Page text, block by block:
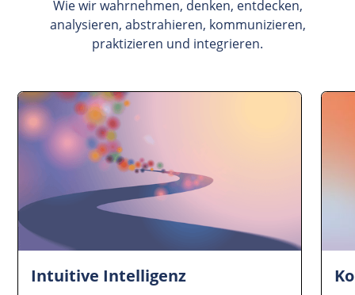
Wie wir wahrnehmen, denken, entdecken,
analysieren, abstrahieren, kommunizieren,
praktizieren und integrieren.
Intuitive Intelligenz